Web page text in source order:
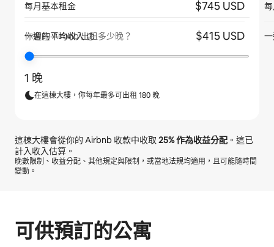
你會在 Airbnb 出租多少晚？
1 晚
在這棟大樓，你每年最多可出租 180 晚
這棟大樓會從你的 Airbnb 收款中收取 25%作為收益分配 。這已
計入收入估算。
晚數限制、收益分配、其他規定與限制，或當地法規均適用，且可能隨時間
變動。
可供預訂的公寓
每月基本租金 $745 USD
一週的平均收入 $415 USD